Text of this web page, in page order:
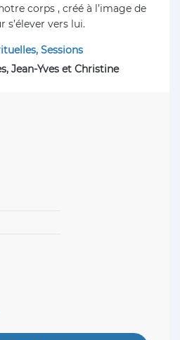
corps , créé à l’image de
vers lui.
Sessions
Jean-Yves et Christine